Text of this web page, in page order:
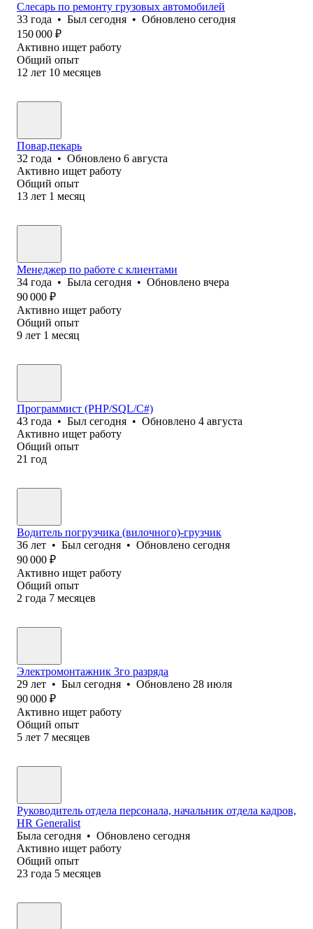
Слесарь по ремонту грузовых автомобилей
33 года • Был сегодня • Обновлено сегодня
150 000 ₽
Активно ищет работу
Общий опыт
12 лет 10 месяцев
Повар,пекарь
32 года • Обновлено 6 августа
Активно ищет работу
Общий опыт
13 лет 1 месяц
Менеджер по работе с клиентами
34 года • Была сегодня • Обновлено вчера
90 000 ₽
Активно ищет работу
Общий опыт
9 лет 1 месяц
Программист (PHP/SQL/C#)
43 года • Был сегодня • Обновлено 4 августа
Активно ищет работу
Общий опыт
21 год
Водитель погрузчика (вилочного)-грузчик
36 лет • Был сегодня • Обновлено сегодня
90 000 ₽
Активно ищет работу
Общий опыт
2 года 7 месяцев
Электромонтажник 3го разряда
29 лет • Был сегодня • Обновлено 28 июля
90 000 ₽
Активно ищет работу
Общий опыт
5 лет 7 месяцев
Руководитель отдела персонала, начальник отдела кадров,
HR Generalist
Была сегодня • Обновлено сегодня
Активно ищет работу
Общий опыт
23 года 5 месяцев